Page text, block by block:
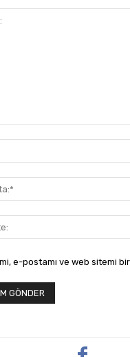
e-postamı ve web sitemi